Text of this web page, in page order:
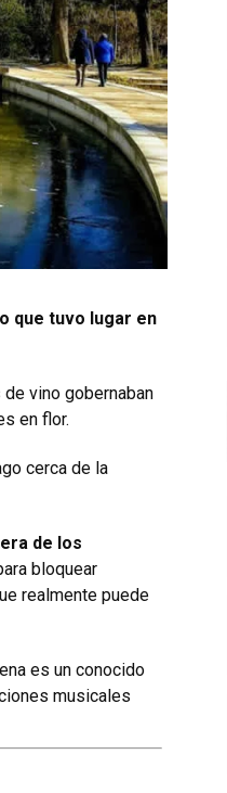
que tuvo lugar en
vino gobernaban
en flor.
cerca de la
de los
bloquear
realmente puede
es un conocido
musicales